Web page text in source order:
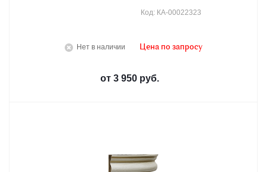
Нет в наличии
Код: КА-00022323
Цена по запросу
от 3 950 руб.